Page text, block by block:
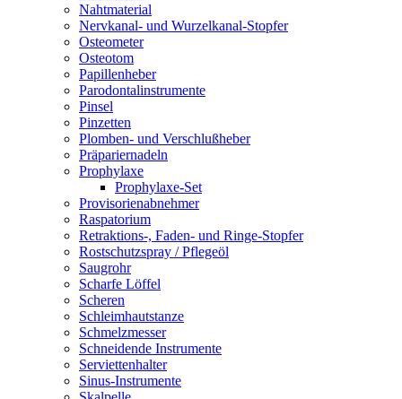
Nahtmaterial
Nervkanal- und Wurzelkanal-Stopfer
Osteometer
Osteotom
Papillenheber
Parodontalinstrumente
Pinsel
Pinzetten
Plomben- und Verschlußheber
Präpariernadeln
Prophylaxe
Prophylaxe-Set
Provisorienabnehmer
Raspatorium
Retraktions-, Faden- und Ringe-Stopfer
Rostschutzspray / Pflegeöl
Saugrohr
Scharfe Löffel
Scheren
Schleimhautstanze
Schmelzmesser
Schneidende Instrumente
Serviettenhalter
Sinus-Instrumente